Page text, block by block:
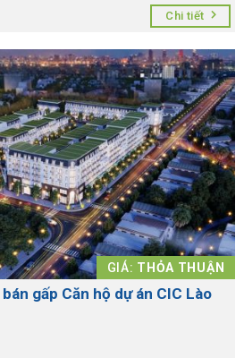
Chi tiết
GIÁ: THỎA THUẬN
gấp Căn hộ dự án CIC Lào